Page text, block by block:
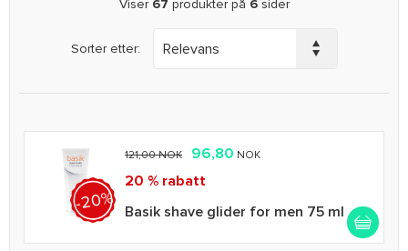
Viser 67 produkter på 6sider
Sorter etter:
-20%
121,00 NOK 96,80 NOK
20 % rabatt
Basik shave glider for men 75 ml